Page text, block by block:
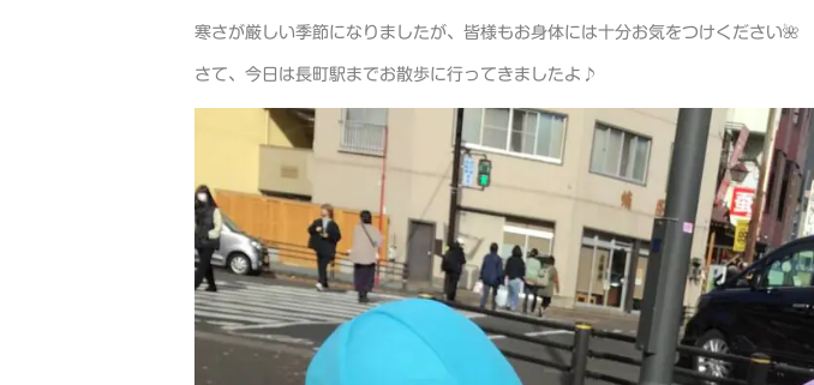
寒さが厳しい季節になりましたが、皆様もお身体には十分お気をつけください🌺
さて、今日は長町駅までお散歩に行ってきましたよ♪